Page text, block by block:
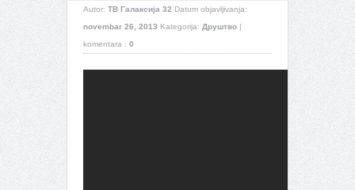
Autor: ТВ Галаксија 32 Datum objavljivanja:
novembar 26, 2013 Kategorija: Друштво |
komentara : 0